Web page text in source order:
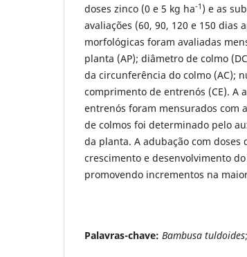
doses zinco (0 e 5 kg ha-1 ) e as
avaliações (60, 90, 120 e 150 dias
morfológicas foram avaliadas
planta (AP); diâmetro de colmo
da circunferência do colmo (AC);
comprimento de entrenós (CE). A
entrenós foram mensurados com
de colmos foi determinado pelo
da planta. A adubação com
crescimento e desenvolvimento
promovendo incrementos na
Palavras-chave: Bambusa tuldoides